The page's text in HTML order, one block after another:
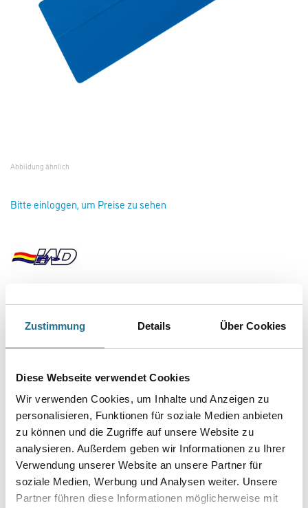
Zustimmung Details Über Cookies
Diese Webseite verwendet Cookies
Wir verwenden Cookies, um Inhalte und Anzeigen zu
personalisieren, Funktionen für soziale Medien anbieten
zu können und die Zugriffe auf unsere Website zu
analysieren. Außerdem geben wir Informationen zu Ihrer
Verwendung unserer Website an unsere Partner für
soziale Medien, Werbung und Analysen weiter. Unsere
Partner führen diese Informationen möglicherweise mit
Abbildung ähnlich
Bitte einloggen, um Preise zu sehen
Art-Nr.:4086-005036
Breite in millimeter
Umrechnungsfaktoren